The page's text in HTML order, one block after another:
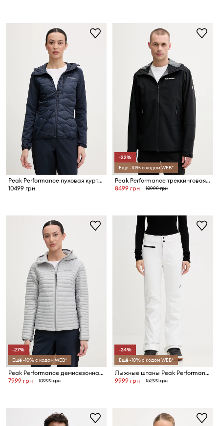
Peak Performance пуховая куртка для женщин Helium Down
10499 грн
-22%
Ещё -10% с кодом WEB*
Peak Performance треккинговая куртка для мужчин Trail Hipe
8499 грн
10999 грн
-27%
Ещё -10% с кодом WEB*
Peak Performance демисезонная куртка для женщин Monolight Liner
7999 грн
10999 грн
-34%
Ещё -10% с кодом WEB*
Лыжные штаны Peak Performance
9999 грн
15299 грн